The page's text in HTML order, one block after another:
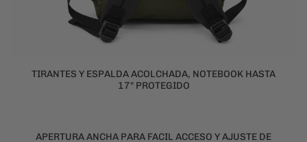
APERTURA ANCHA PARA FACIL ACCESO Y AJUSTE DE